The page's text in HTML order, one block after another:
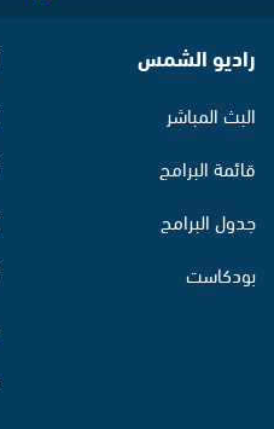
راديو الشمس
البث المباشر
قائمة البرامج
جدول البرامج
بودكاست